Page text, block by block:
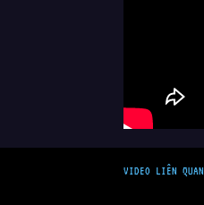
VIDEO LIÊN QUAN